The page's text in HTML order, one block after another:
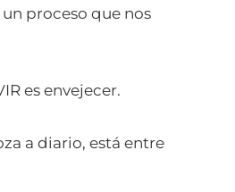
proceso que nos
es envejecer.
a diario, está entre